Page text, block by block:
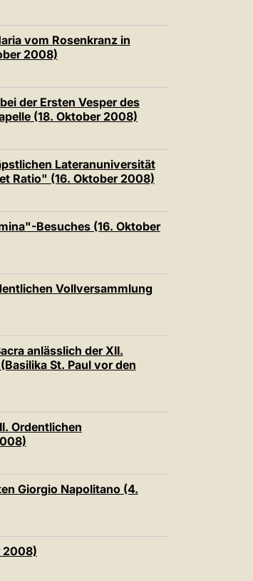
vom Rosenkranz in
2008)
der Ersten Vesper des
(18. Oktober 2008)
Lateranuniversität
Ratio" (16. Oktober 2008)
Besuches (16. Oktober
Vollversammlung
anlässlich der XII.
St. Paul vor den
Ordentlichen
Giorgio Napolitano (4.
2008)